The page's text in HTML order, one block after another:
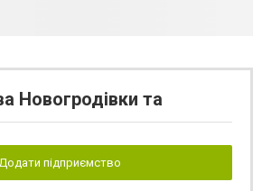
Новогродівки та
Додати підприємство